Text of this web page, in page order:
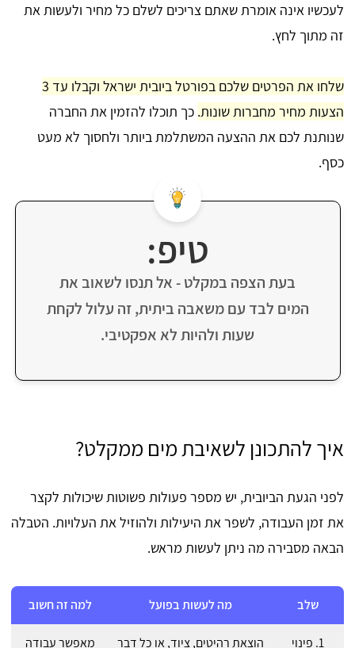
לעכשיו אינה אומרת שאתם צריכים לשלם כל מחיר ולעשות את
זה מתוך לחץ.
שלחו את הפרטים שלכם בפורטל ביובית ישראל וקבלו עד 3
הצעות מחיר מחברות שונות. כך תוכלו להזמין את החברה
שנותנת לכם את ההצעה המשתלמת ביותר ולחסוך לא מעט
כסף.
טיפ:
בעת הצפה במקלט - אל תנסו לשאוב את
המים לבד עם משאבה ביתית, זה עלול לקחת
שעות ולהיות לא אפקטיבי.
איך להתכונן לשאיבת מים ממקלט?
לפני הגעת הביובית, יש מספר פעולות פשוטות שיכולות לקצר
את זמן העבודה, לשפר את היעילות ולהוזיל את העלויות. הטבלה
הבאה מסבירה מה ניתן לעשות מראש.
שלב מה לעשות בפועל למה זה חשוב
1. פינוי הוצאת רהיטים, ציוד, או כל דבר מאפשר עבודה